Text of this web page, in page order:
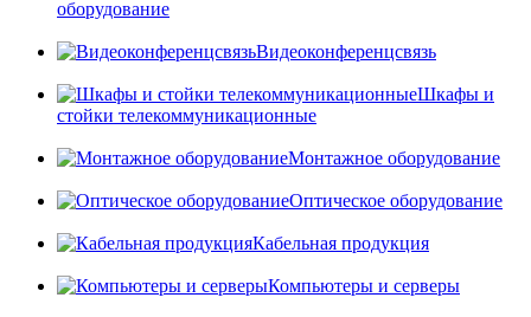
оборудование
Видеоконференцсвязь
Шкафы и
стойки телекоммуникационные
Монтажное оборудование
Оптическое оборудование
Кабельная продукция
Компьютеры и серверы